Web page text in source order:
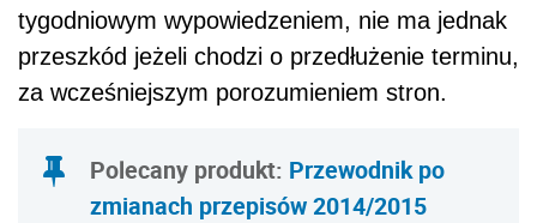
tygodniowym wypowiedzeniem, nie ma jednak
przeszkód jeżeli chodzi o przedłużenie terminu,
za wcześniejszym porozumieniem stron.
Polecany produkt: Przewodnik po
zmianach przepisów 2014/2015